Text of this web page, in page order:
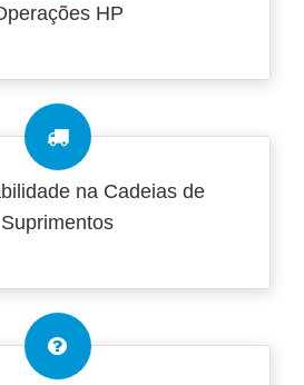
HP
na Cadeias de
Suprimentos